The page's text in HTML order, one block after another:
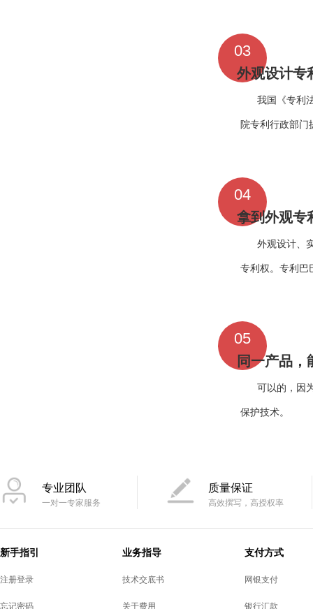
03
外观设计专
我国《专利
院专利行政部门
04
拿到外观专
外观设计、
专利权。专利巴
05
同一产品
可以的，因
保护技术。
专业团队
一对一专家服务
质量保证
高效撰写，高授权率
新手指引
注册登录
忘记密码
业务指导
技术交底书
关于费用
支付方式
网银支付
银行汇款